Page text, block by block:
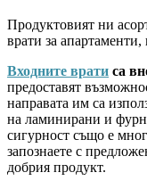
Продуктовият ни
врати за
Входните врати са
предоставят
направата им са
на ламинирани и
сигурност също е
запознаете с
добрия продукт.